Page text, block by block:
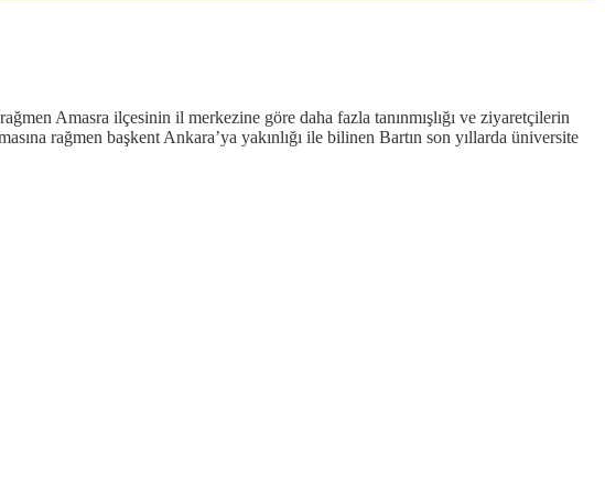
Amasra ilçesinin il merkezine göre daha fazla tanınmışlığı ve ziyaretçilerin
rağmen başkent Ankara’ya yakınlığı ile bilinen Bartın son yıllarda üniversite